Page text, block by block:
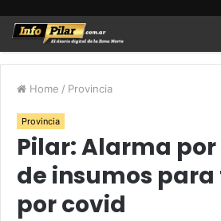
Home / Provincia
Provincia
Pilar: Alarma
de insumos para
por covid